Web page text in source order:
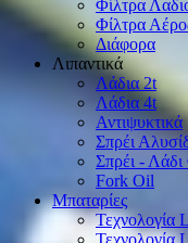
Φίλτρα
Φίλτρα
Διάφορα
Λιπαντικά
Λάδια 2t
Λάδια 4t
Αντιψυκτικά
Σπρέι
Σπρέι - Λάδι
Fork Oil
Μπαταρίες